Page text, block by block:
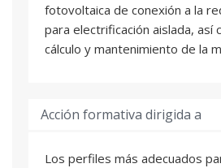
fotovoltaica de conexión a la
para electrificación aislada, así
cálculo y mantenimiento de la
Acción formativa dirigida a
Los perfiles más adecuados